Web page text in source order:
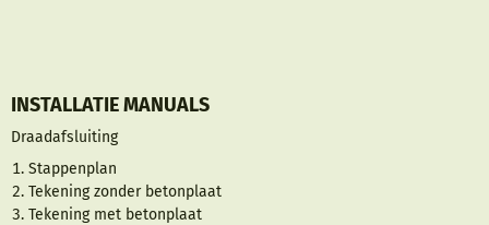
INSTALLATIE MANUALS
Draadafsluiting
Stappenplan
Tekening zonder betonplaat
Tekening met betonplaat